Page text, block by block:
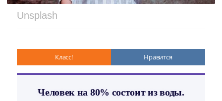
Unsplash
Класс! Нравится
Человек на 80% состоит из воды.